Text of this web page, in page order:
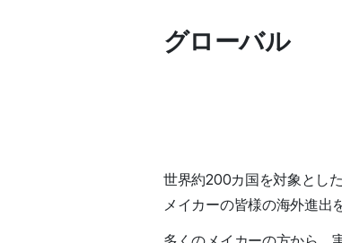
グローバル
世界約200カ国を対象とし
メイカーの皆様の海外進出